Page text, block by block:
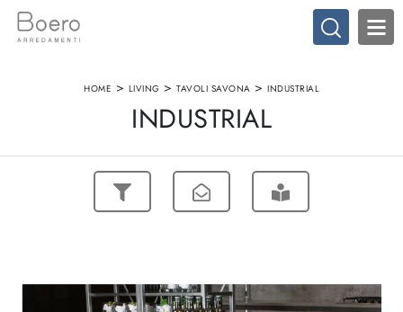
HOME > LIVING > TAVOLI SAVONA > INDUSTRIAL
INDUSTRIAL